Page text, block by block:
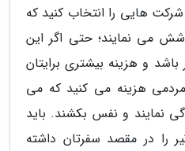
هایی را انتخاب کنید که
می نمایند؛ حتی اگر این
باشد و هزینه بیشتری برایتان
هزینه می کنید که می
نمایند و نفس بکشند. باید
را در مقصد سفرتان داشته